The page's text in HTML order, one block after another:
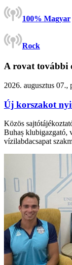
100% Magyar
Rock
A rovat további
2026. augusztus 07.,
Új korszakot
Közös
Buhaș klubigazgató,
vízilabdacsapat